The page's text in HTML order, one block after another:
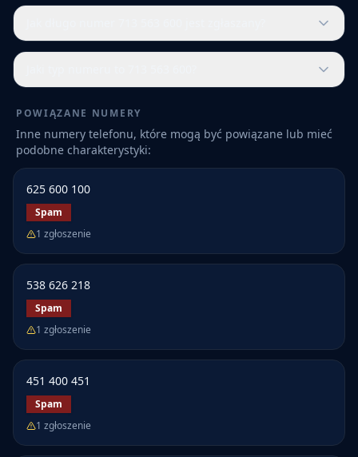
POWIĄZANE NUMERY
Inne numery telefonu, które mogą być powiązane lub mieć
podobne charakterystyki:
625 600 100
Spam
1 zgłoszenie
538 626 218
Spam
1 zgłoszenie
451 400 451
Spam
1 zgłoszenie